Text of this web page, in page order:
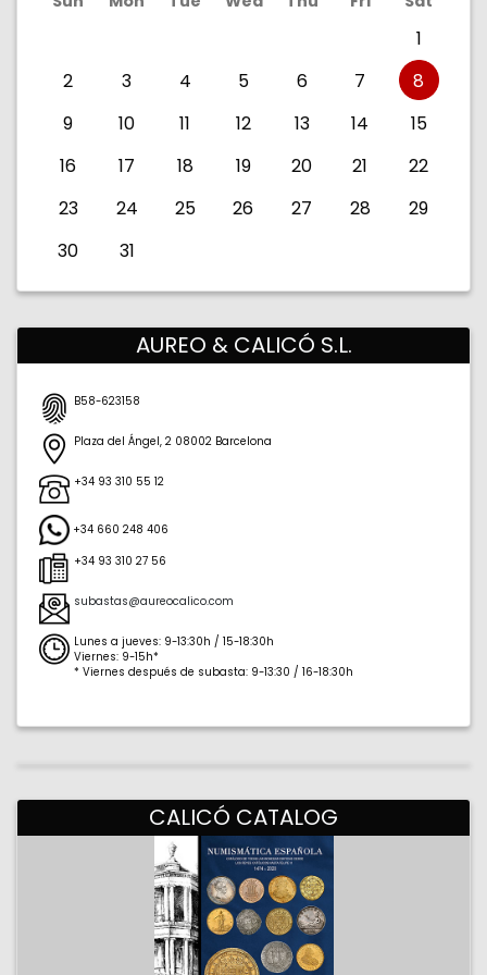
1
2
3 4 5 6 7
8
9
10 11 12 13 14
15
16
17 18 19 20 21
22
23
24 25 26 27 28
29
30
31
AUREO & CALICÓ S.L.
B58-623158
Plaza del Ángel, 2 08002 Barcelona
+34 93 310 55 12
+34 660 248 406
+34 93 310 27 56
subastas@aureocalico.com
Lunes a jueves: 9-13:30h / 15-18:30h
Viernes: 9-15h*
* Viernes después de subasta: 9-13:30 / 16-18:30h
CALICÓ CATALOG